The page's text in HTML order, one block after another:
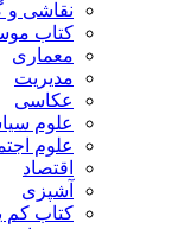
نقاشی و
کتاب
معماری
مدیریت
عکاسی
علوم
علوم
اقتصاد
آشپزی
کتاب کم